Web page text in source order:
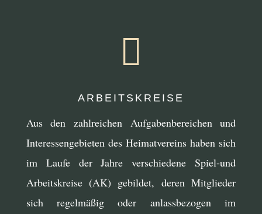

ARBEITSKREISE
Aus den zahlreichen Aufgabenbereichen und
Interessengebieten des Heimatvereins haben sich
im Laufe der Jahre verschiedene Spiel-und
Arbeitskreise (AK) gebildet, deren Mitglieder
sich regelmäßig oder anlassbezogen im